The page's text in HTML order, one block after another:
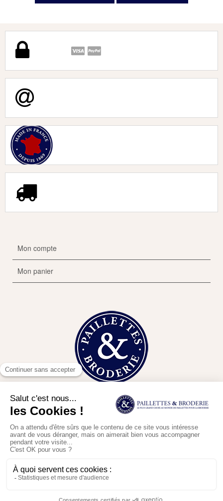
Mon compte
Mon panier
Contact
de Cookies à des fins statistiques et commerciales.